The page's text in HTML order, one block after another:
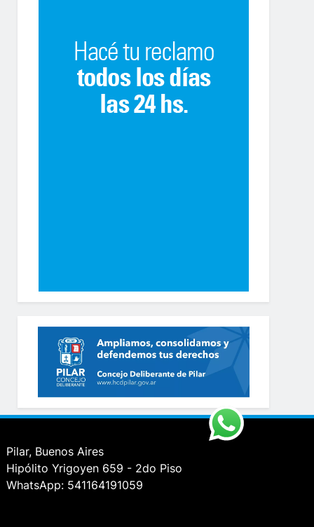
Pilar, Buenos Aires
Hipólito Yrigoyen 659 - 2do Piso
WhatsApp: 541164191059